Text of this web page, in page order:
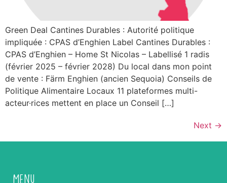
Green Deal Cantines Durables : Autorité politique
impliquée : CPAS d’Enghien Label Cantines Durables :
CPAS d’Enghien – Home St Nicolas – Labellisé 1 radis
(février 2025 – février 2028) Du local dans mon point
de vente : Färm Enghien (ancien Sequoia) Conseils de
Politique Alimentaire Locaux 11 plateformes multi-
acteur·rices mettent en place un Conseil […]
Next →
Menu